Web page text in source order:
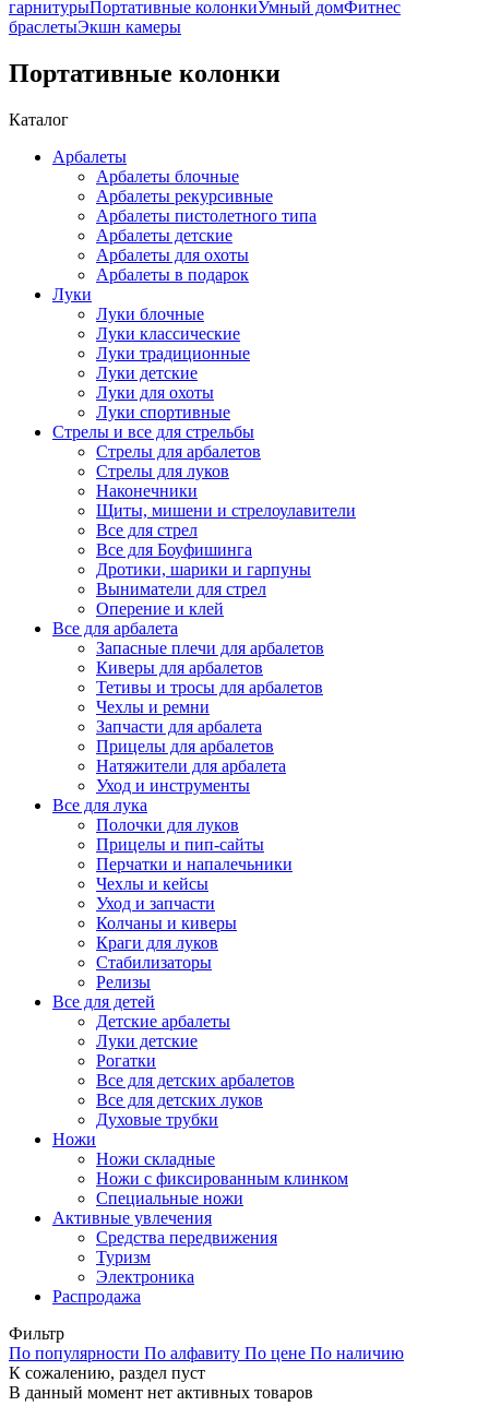
гарнитурыПортативные колонкиУмный домФитнес
браслетыЭкшн камеры
Портативные колонки
Каталог
Арбалеты
Арбалеты блочные
Арбалеты рекурсивные
Арбалеты пистолетного типа
Арбалеты детские
Арбалеты для охоты
Арбалеты в подарок
Луки
Луки блочные
Луки классические
Луки традиционные
Луки детские
Луки для охоты
Луки спортивные
Стрелы и все для стрельбы
Стрелы для арбалетов
Стрелы для луков
Наконечники
Щиты, мишени и стрелоулавители
Все для стрел
Все для Боуфишинга
Дротики, шарики и гарпуны
Выниматели для стрел
Оперение и клей
Все для арбалета
Запасные плечи для арбалетов
Киверы для арбалетов
Тетивы и тросы для арбалетов
Чехлы и ремни
Запчасти для арбалета
Прицелы для арбалетов
Натяжители для арбалета
Уход и инструменты
Все для лука
Полочки для луков
Прицелы и пип-сайты
Перчатки и напалечьники
Чехлы и кейсы
Уход и запчасти
Колчаны и киверы
Краги для луков
Стабилизаторы
Релизы
Все для детей
Детские арбалеты
Луки детские
Рогатки
Все для детских арбалетов
Все для детских луков
Духовые трубки
Ножи
Ножи складные
Ножи с фиксированным клинком
Специальные ножи
Активные увлечения
Средства передвижения
Туризм
Электроника
Распродажа
Фильтр
По популярности По алфавиту По цене По наличию
К сожалению, раздел пуст
В данный момент нет активных товаров